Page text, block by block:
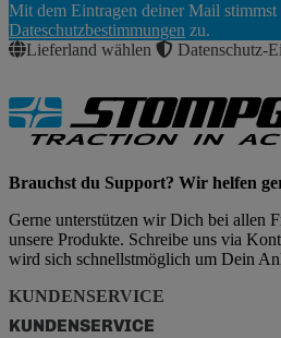
Abonnieren
Mit dem Eintragen deiner Mail stimmst
Dateschutzbestimmungen zu.
Lieferland wählen
Datenschutz-
Brauchst du Support? Wir helfen
Gerne unterstützen wir Dich bei allen
unsere Produkte. Schreibe uns via
wird sich schnellstmöglich um Dein
KUNDENSERVICE
KUNDENSERVICE